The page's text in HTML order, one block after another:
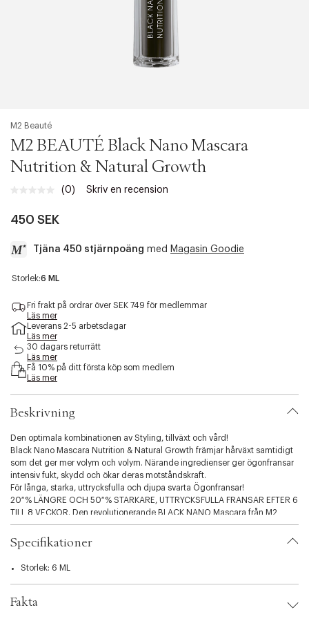
M2 Beauté
M2 BEAUTÉ Black Nano Mascara
Nutrition & Natural Growth
Inget
sida.
(0) Skriv en recension
450 SEK
Tjäna 450 stjärnpoäng med Magasin Goodie
a
c
s
b
i
t
.
v
a
r
i
a
t
i
o
.
l
Storlek:6 ML
Fri frakt på ordrar över SEK 749 för medlemmar
Läs mer
Leverans 2-5 arbetsdagar
Läs mer
30 dagars returrätt
Läs mer
Få 10% på ditt första köp som medlem
Läs mer
Beskrivning
Den optimala kombinationen av Styling, tillväxt och vård!
Black Nano Mascara Nutrition & Natural Growth främjar hårväxt samtidigt
som det ger mer volym och volym. Närande ingredienser ger ögonfransar
intensiv fukt, skydd och ökar deras motståndskraft.
För långa, starka, uttrycksfulla och djupa svarta Ögonfransar!
20 % LÄNGRE OCH 50 % STARKARE, UTTRYCKSFULLA FRANSAR EFTER 6
TILL 8 VECKOR. Den revolutionerande BLACK NANO Mascara från M2
BEAUTÉ är den perfekta kombinationen av tillväxt, Styling och vård. Den
fjäderlätta formulan främjar ögonfranstillväxt samtidigt som den ger dem
mer volym och volym och innehåller inget nickel. Tack vare den
specialdesignade borsten och den innovativa nanotekniken blir
få drag.
De näringsgivande ingredienserna i Mascara återfuktar fransarna intensivt,
Specifikationer
Storlek: 6 ML
Fakta